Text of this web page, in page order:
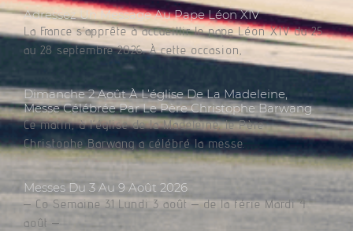
Adressez Un Message Au Pape Léon XIV
La France s’apprête à accueillir le pape Léon XIV du 25
au 28 septembre 2026. À cette occasion,
Dimanche 2 Août À L’église De La Madeleine,
Messe Célébrée Par Le Père Christophe Barwang
Ce matin, à l’église de la Madeleine, le Père
Christophe Barwang a célébré la messe.
Messes Du 3 Au 9 Août 2026
– Co Semaine 31 Lundi 3 août – de la férie Mardi 4
août –